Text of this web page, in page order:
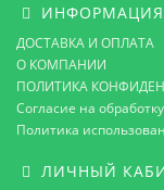
ИНФОРМАЦИЯ
ДОСТАВКА И ОПЛАТА
О КОМПАНИИ
ПОЛИТИКА
Согласие на
Политика
ЛИЧНЫЙ